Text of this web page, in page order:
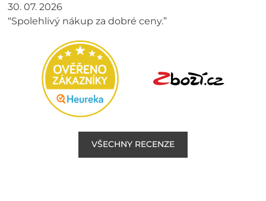
30. 07. 2026
“Spolehlivý nákup za dobré ceny.”
VŠECHNY RECENZE